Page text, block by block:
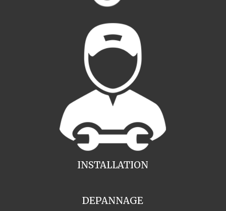
INSTALLATION
DEPANNAGE